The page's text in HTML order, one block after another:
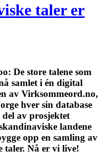
taler er
De store talene som
samlet i én digital
av Virksommeord.no,
hver sin database
del av prosjektet
landene
opp en samling av
taler. Nå er vi live!